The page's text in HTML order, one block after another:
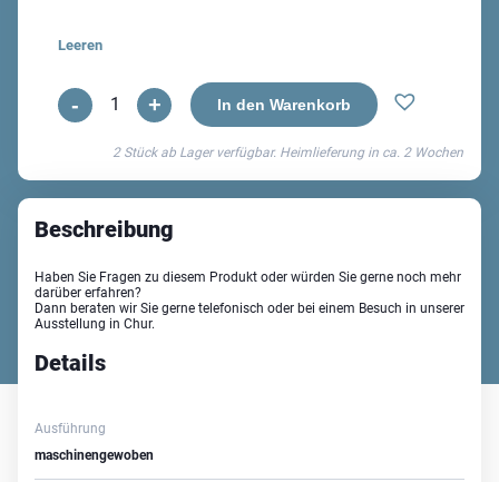
Leeren
-
Hawaii
Maschinenteppich
Menge
+ In den Warenkorb
2 Stück ab Lager verfügbar. Heimlieferung in ca. 2 Wochen
Beschreibung
Haben Sie Fragen zu diesem Produkt oder würden Sie gerne noch mehr
darüber erfahren?
Dann beraten wir Sie gerne telefonisch oder bei einem Besuch in unserer
Ausstellung in Chur.
Details
Ausführung
maschinengewoben